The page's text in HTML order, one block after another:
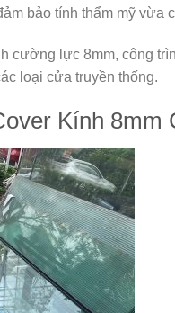
bảo tính thẩm mỹ vừa
cường lực 8mm, công
loại cửa truyền thống.
Kính 8mm